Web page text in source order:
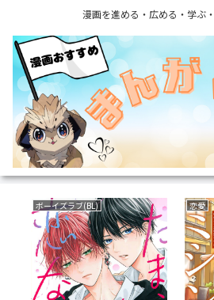
漫画を進める・広める・学ぶ
ボーイズラブ(BL) 恋愛